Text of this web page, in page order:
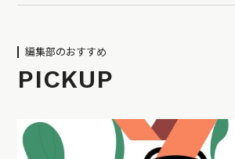
編集部のおすすめ
PICKUP